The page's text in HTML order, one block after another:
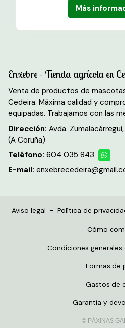
Más
Enxebre - Tienda agrícola en
Venta de productos de
Cedeira. Máxima calidad y
equipadas. Trabajamos con las
Dirección: Avda.
(A Coruña)
Teléfono: 604 035 843
E-mail:
Aviso legal - Política de
Cómo
Condiciones
Formas de
Gastos de
Garantía y
© PÁXINAS